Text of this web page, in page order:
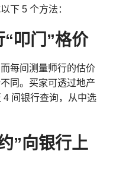
下 5 个方法：
叩门”格价
每间测量师行的估价
同。买家可透过地产
间银行查询，从中选
”向银行上